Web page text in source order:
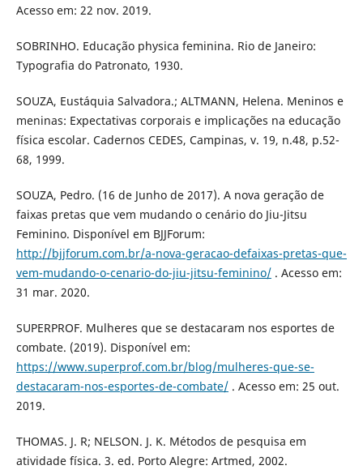
Acesso em: 22 nov. 2019.
SOBRINHO. Educação physica feminina. Rio de Janeiro:
Typografia do Patronato, 1930.
SOUZA, Eustáquia Salvadora.; ALTMANN, Helena. Meninos e
meninas: Expectativas corporais e implicações na educação
física escolar. Cadernos CEDES, Campinas, v. 19, n.48, p.52-
68, 1999.
SOUZA, Pedro. (16 de Junho de 2017). A nova geração de
faixas pretas que vem mudando o cenário do Jiu-Jitsu
Feminino. Disponível em BJJForum:
http://bjjforum.com.br/a-nova-geracao-defaixas-pretas-que-
vem-mudando-o-cenario-do-jiu-jitsu-feminino/. Acesso em:
31 mar. 2020.
SUPERPROF. Mulheres que se destacaram nos esportes de
combate. (2019). Disponível em:
https://www.superprof.com.br/blog/mulheres-que-se-
destacaram-nos-esportes-de-combate/. Acesso em: 25 out.
2019.
THOMAS. J. R; NELSON. J. K. Métodos de pesquisa em
atividade física. 3. ed. Porto Alegre: Artmed, 2002.